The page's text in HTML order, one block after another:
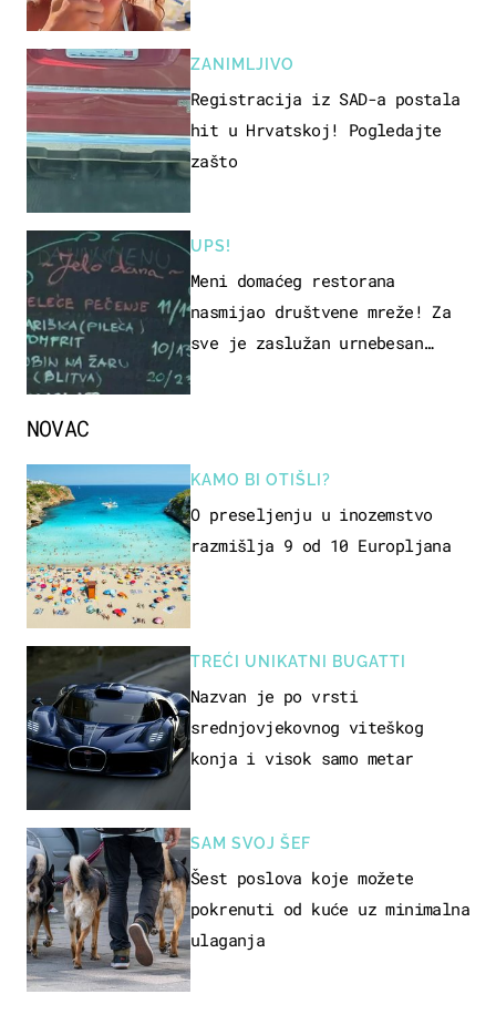
ZANIMLJIVO
Registracija iz SAD-a postala
hit u Hrvatskoj! Pogledajte
zašto
UPS!
Meni domaćeg restorana
nasmijao društvene mreže! Za
sve je zaslužan urnebesan
NOVAC
KAMO BI OTIŠLI?
O preseljenju u inozemstvo
razmišlja 9 od 10 Europljana
TREĆI UNIKATNI BUGATTI
Nazvan je po vrsti
srednjovjekovnog viteškog
konja i visok samo metar
SAM SVOJ ŠEF
Šest poslova koje možete
pokrenuti od kuće uz minimalna
ulaganja